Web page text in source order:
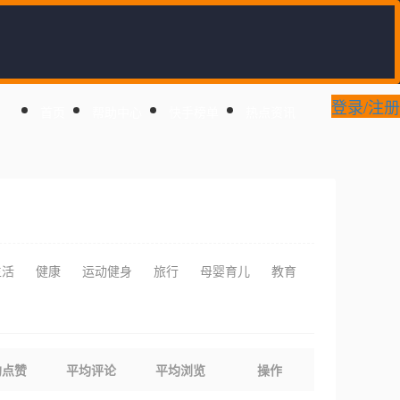
登录/注册
健康 运动健身 旅行 母婴育儿 教育
赞 平均评论 平均浏览 操作